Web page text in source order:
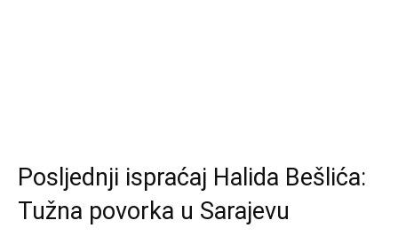
Posljednji ispraćaj Halida Bešlića:
Tužna povorka u Sarajevu